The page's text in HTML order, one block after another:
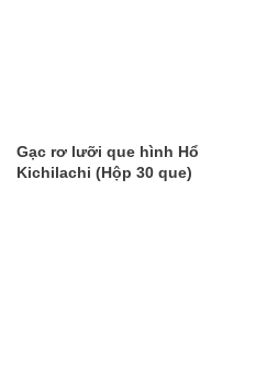
Gạc rơ lưỡi que hình Hổ
Kichilachi (Hộp 30 que)